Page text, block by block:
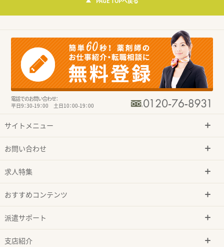
電話でのお問い合わせ：
平日9：30-19：00 土日10：00-19：00
サイトメニュー
お問い合わせ
求人特集
おすすめコンテンツ
派遣サポート
支店紹介